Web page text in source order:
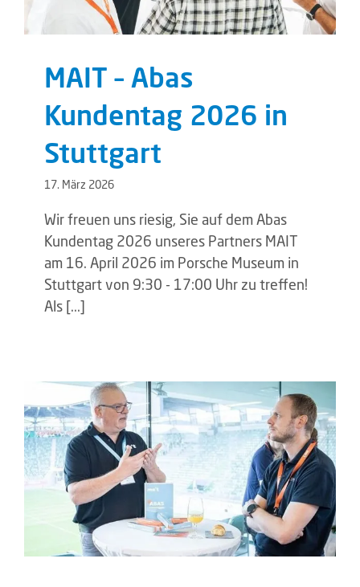
MAIT – Abas
Kundentag 2026 in
Stuttgart
17. März 2026
Wir freuen uns riesig, Sie auf dem Abas
Kundentag 2026 unseres Partners MAIT
am 16. April 2026 im Porsche Museum in
Stuttgart von 9:30 - 17:00 Uhr zu treffen!
Als [...]